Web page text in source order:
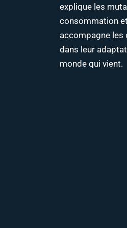
explique les
consommation et
accompagne les
dans leur
monde qui vient.